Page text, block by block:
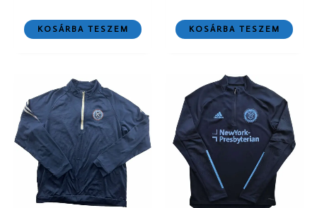
KOSÁRBA TESZEM KOSÁRBA TESZEM